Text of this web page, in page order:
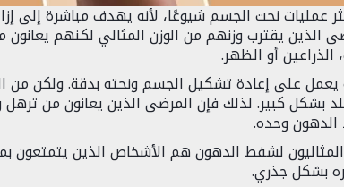
نحت الجسم شيوعًا، لأنه يهدف مباشرة إلى
يقترب وزنهم من الوزن المثالي لكنهم
الذراعين أو الظهر.
يعمل على إعادة تشكيل الجسم ونحته بدقة. ولكن
بشكل كبير. لذلك فإن المرضى الذين يعانون من
الدهون وحده.
لشفط الدهون هم الأشخاص الذين يتمتعون
بشكل جذري.